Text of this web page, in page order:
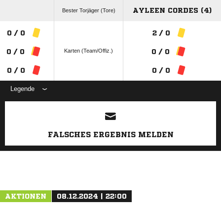
Bester Torjäger (Tore) AYLEEN CORDES (4)
0 / 0
0 / 0
0 / 0
Karten (Team/Offiz.)
2 / 0
0 / 0
0 / 0
Legende
ANZEIGE
FALSCHES ERGEBNIS MELDEN
AKTIONEN 08.12.2024 | 22:00